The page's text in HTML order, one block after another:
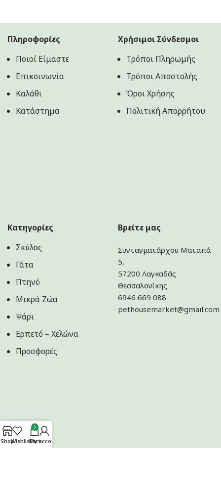
Πληροφορίες
Ποιοί Είμαστε
Επικοινωνία
Καλάθι
Κατάστημα
Χρήσιμοι Σύνδεσμοι
Τρόποι Πληρωμής
Τρόποι Αποστολής
Όροι Χρήσης
Πολιτική Aπορρήτου
Κατηγορίες
Σκύλος
Γάτα
Πτηνό
Μικρά Ζώα
Ψάρι
Ερπετό – Χελώνα
Προσφορές
Βρείτε μας
Συνταγματάρχου Ματαπά
5,
57200 Λαγκαδάς
Θεσσαλονίκης
6946 669 088
pethousemarket@gmail.com
ShopWishlist
0
Cart
My account